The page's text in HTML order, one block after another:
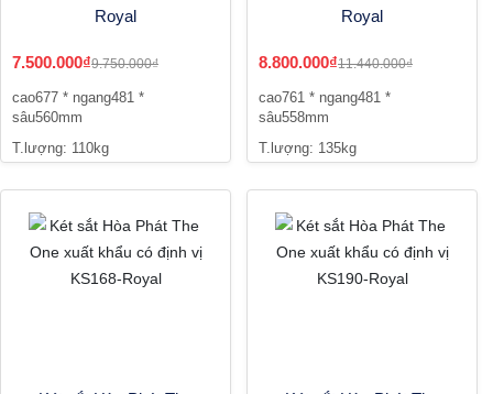
Royal
7.500.000₫9.750.000₫
cao677 * ngang481 *
sâu560mm
T.lượng: 110kg
Royal
8.800.000₫11.440.000₫
cao761 * ngang481 *
sâu558mm
T.lượng: 135kg